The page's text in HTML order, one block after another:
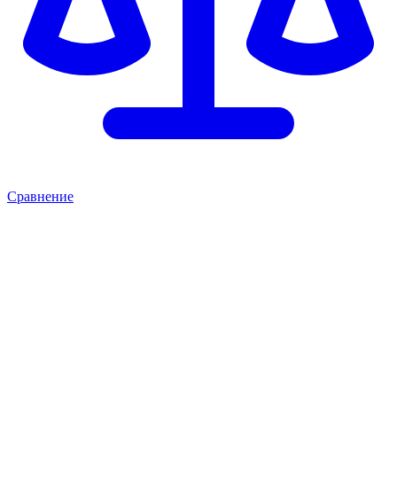
Сравнение